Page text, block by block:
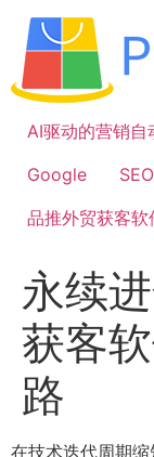
容
AI驱动的营销自
Google
品推外贸获客软
永续
获客
路
在技术迭代周期